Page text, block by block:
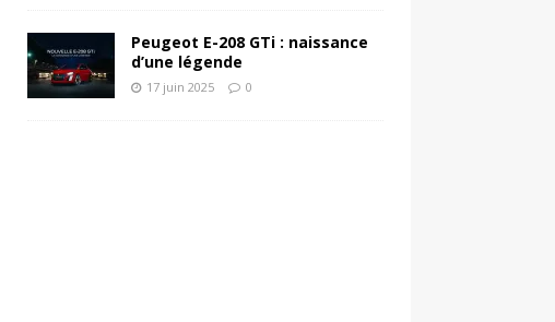
Peugeot E-208 GTi : naissance
d’une légende
17 juin 2025 0